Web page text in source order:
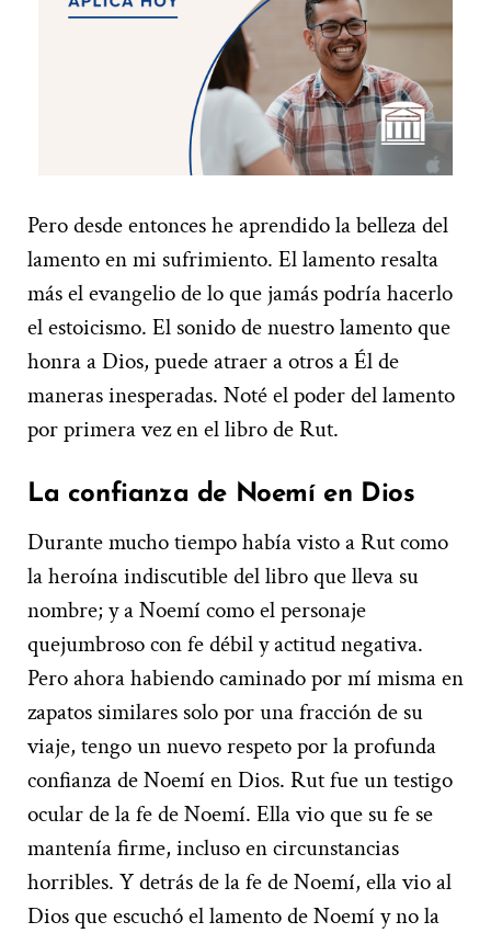
Pero desde entonces he aprendido la belleza del
lamento en mi sufrimiento. El lamento resalta
más el evangelio de lo que jamás podría hacerlo
el estoicismo. El sonido de nuestro lamento que
honra a Dios, puede atraer a otros a Él de
maneras inesperadas. Noté el poder del lamento
por primera vez en el libro de Rut.
La confianza de Noemí en Dios
Durante mucho tiempo había visto a Rut como
la heroína indiscutible del libro que lleva su
nombre; y a Noemí como el personaje
quejumbroso con fe débil y actitud negativa.
Pero ahora habiendo caminado por mí misma en
zapatos similares solo por una fracción de su
viaje, tengo un nuevo respeto por la profunda
confianza de Noemí en Dios. Rut fue un testigo
ocular de la fe de Noemí. Ella vio que su fe se
mantenía firme, incluso en circunstancias
horribles. Y detrás de la fe de Noemí, ella vio al
Dios que escuchó el lamento de Noemí y no la